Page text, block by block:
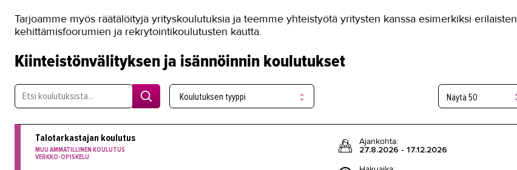
Tarjoamme myös räätälöityjä yrityskoulutuksia ja teemme yhteistyötä yritysten kanssa esimerkiksi erilaisten
kehittämisfoorumien ja rekrytointikoulutusten kautta.
Kiinteistönvälityksen ja isännöinnin koulutukset
Koulutuksen tyyppi
Talotarkastajan koulutus
MUU AMMATILLINEN KOULUTUS
VERKKO-OPISKELU
Ajankohta:
27.8.2026 - 17.12.2026